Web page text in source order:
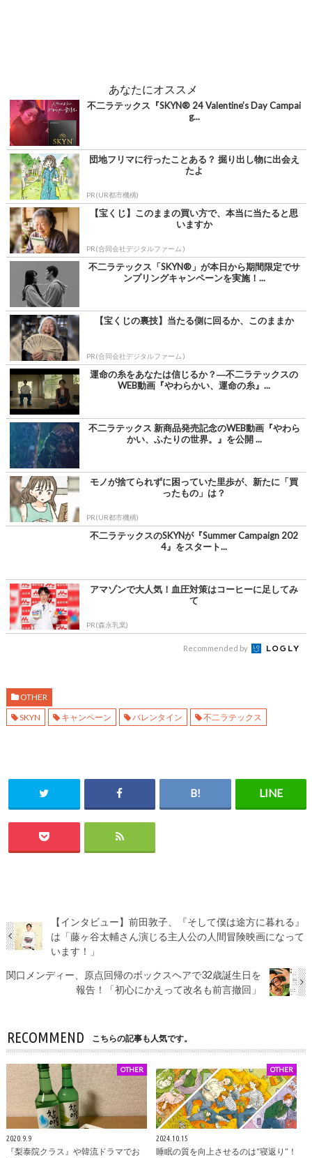
あなたにオススメ
不二ラテックス『SKYN® 24 Valentine’s Day Campai
g...
団地フリマに行ったことある？ 掘り出し物に出会え
たよ
PR(UR都市機構)
【宝くじ】このままの買い方で、本当に当たると思
いますか
PR(合同会社デジタルファーム )
不二ラテックス「SKYN®」が本日から期間限定でサ
ンプリングキャンペーンを実施！...
【宝くじの裏技】当たる側に回るか、このままか
PR(合同会社デジタルファーム )
運命の糸をあなたは信じるか？―不二ラテックスの
WEB動画『やわらかい、運命の糸』...
不二ラテックス 新商品発売記念のWEB動画『やわら
かい、ふたりの世界。』を公開 ...
モノが捨てられずに困っていた里歩が、新たに「買
ったもの」は？
PR(UR都市機構)
不二ラテックスのSKYNが『Summer Campaign 202
4』をスタート...
アマゾンで大人気！血圧対策はコーヒーに足してみ
て
PR(森永乳業)
Recommended by
OTHER
SKYN
キャンペーン バレンタイン 不二ラテックス
【インタビュー】前田敦子、『そして僕は途方に暮れる』
は「藤ヶ谷太輔さん演じる主人公の人間冒険映画になって
います！」
関口メンディー、原点回帰のボックスヘアで32歳誕生日を
報告！「初心にかえって改名も前言撤回」
RECOMMEND こちらの記事も人気です。
OTHER
2020.9.9
『梨泰院クラス』や韓流ドラマでお
OTHER
2024.10.15
睡眠の質を向上させるのは“寝返り”！